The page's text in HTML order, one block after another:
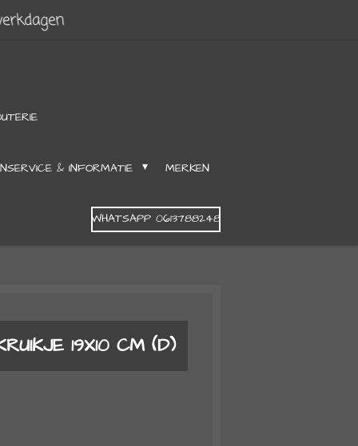
& INFORMATIE MERKEN
WHATSAPP 0613788248
19X10 CM (D)